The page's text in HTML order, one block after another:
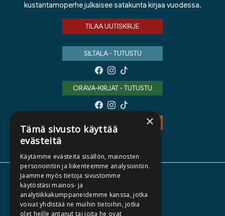
kustantamoperhe julkaisee satakunta kirjaa vuodessa.
TILAA UUTISKIRJE
SILTALA - TUTUSTU
ORAVA-KIRJAT - TUTUSTU
TIETOA MEISTÄ
TEKIJÄT
KATALOGIT
×
Tämä sivusto käyttää
evästeitä
Käytämme evästeitä sisällön, mainosten
personointiin ja liikenteemme analysointiin.
Jaamme myös tietoja sivustomme
käytöstäsi mainos- ja
analytiikkakumppaneidemme kanssa, jotka
voivat yhdistää ne muihin tietoihin, jotka
olet heille antanut tai joita he ovat